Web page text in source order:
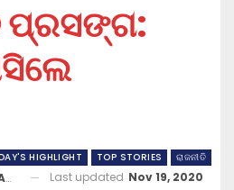
ପ୍ରସଙ୍ଗ:
HIGHLIGHT TOP STORIES ରାଜନୀତି
Last updated Nov 19, 2020